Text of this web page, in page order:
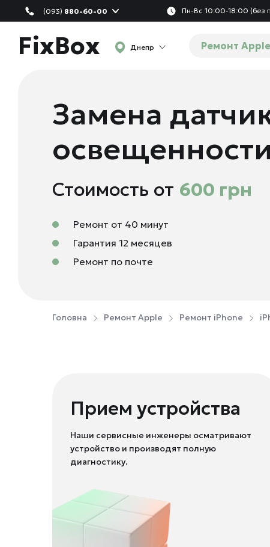
(093) 880-60-00 Пн-Вс 10:00-18:00 (без
FixBox Днепр Ремонт Apple
Замена
Стоимость от 600 грн
Ремонт от 40 минут
Гарантия 12 месяцев
Ремонт по почте
Головна Ремонт Apple Ремонт iPhone
Прием устройства
Наши сервисные инженеры осматривают
устройство и производят полную
диагностику.